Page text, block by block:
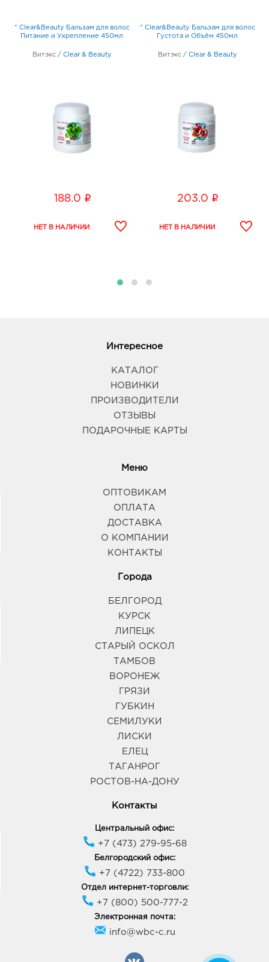
* Clear&Beauty Бальзам для волос
Питание и Укрепление 450мл
Витэкс / Clear & Beauty
188.0 i
* Clear&Beauty Бальзам для волос
Густота и Объём 450мл
Витэкс / Clear & Beauty
203.0 i
Интересное
КАТАЛОГ
НОВИНКИ
ПРОИЗВОДИТЕЛИ
ОТЗЫВЫ
ПОДАРОЧНЫЕ КАРТЫ
Меню
ОПТОВИКАМ
ОПЛАТА
ДОСТАВКА
О КОМПАНИИ
КОНТАКТЫ
Города
БЕЛГОРОД
КУРСК
ЛИПЕЦК
СТАРЫЙ ОСКОЛ
ТАМБОВ
ВОРОНЕЖ
ГРЯЗИ
ГУБКИН
СЕМИЛУКИ
ЛИСКИ
ЕЛЕЦ
ТАГАНРОГ
РОСТОВ-НА-ДОНУ
Контакты
Центральный офис:
+7 (473) 279-95-68
Белгородский офис:
+7 (4722) 733-800
Отдел интернет-торговли:
+7 (800) 500-777-2
Электронная почта:
info@wbc-c.ru